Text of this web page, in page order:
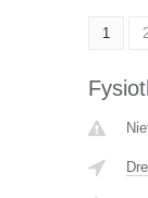
1